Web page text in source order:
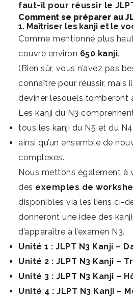
faut-il pour réussir le
Comment se préparer au
1. Maîtriser les kanji et le
Comme mentionné plus
couvre environ 650 kanji.
(Bien sûr, vous n’avez pas
connaître pour réussir, mais
deviner lesquels tomberont
Les kanji du N3
tous les kanji du N5 et du
ainsi qu’un ensemble de
complexes.
Nous mettons également à
des exemples de
disponibles via les liens ci-
donneront une idée des
d’apparaître à l’examen N3.
Unité 1 : JLPT N3 Kanji –
Unité 2 : JLPT N3 Kanji –
Unité 3 : JLPT N3 Kanji –
Unité 4 : JLPT N3 Kanji –